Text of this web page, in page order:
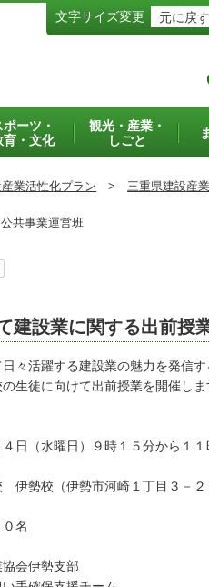
文字サイズ変更 元に戻す
ポーツ・
育・文化
観光・産業・
しごと
業活性化プラン > 三重県建設産
共事業運営班
建設業に関する出前授
々活躍する建設業の魅力を発信
生徒に向けて出前授業を開催しま
（水曜日）９時１５分から１１
校（伊勢市河崎１丁目３－２
名
会伊勢支部